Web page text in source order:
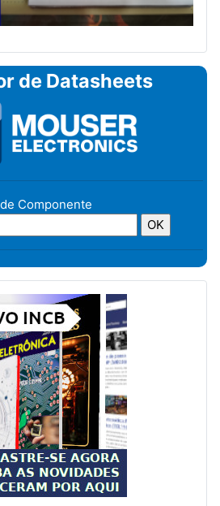
de Datasheets
Componente